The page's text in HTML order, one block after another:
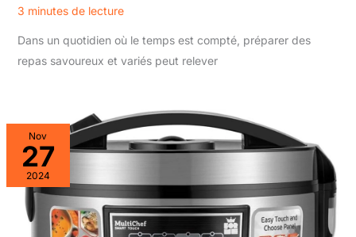
3 minutes de lecture
Dans un quotidien où le temps est compté, préparer des
repas savoureux et variés peut relever
Nov
27
2024